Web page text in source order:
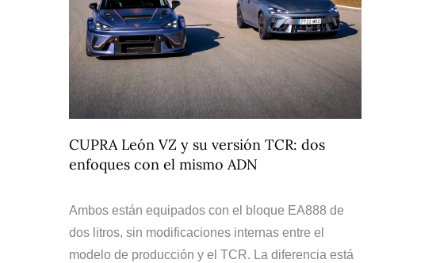
CUPRA León VZ y su versión TCR: dos
enfoques con el mismo ADN
Ambos están equipados con el bloque EA888 de
dos litros, sin modificaciones internas entre el
modelo de producción y el TCR. La diferencia está